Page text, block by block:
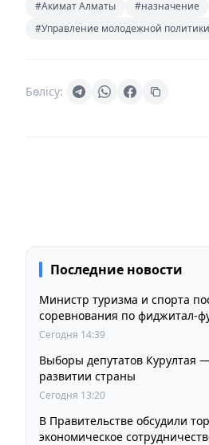
#Акимат Алматы #назначение
#Управление молодежной политики
Бөлісу:
Последние новости
Министр туризма и спорта
соревнования по фиджитал-
«Игр Будущего 2026»
Сегодня 14:39
Выборы депутатов Курултая
развитии страны
Сегодня 13:20
В Правительстве обсудили
экономическое